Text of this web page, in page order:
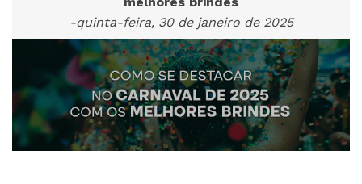
-quinta-feira, 30 de janeiro de 2025